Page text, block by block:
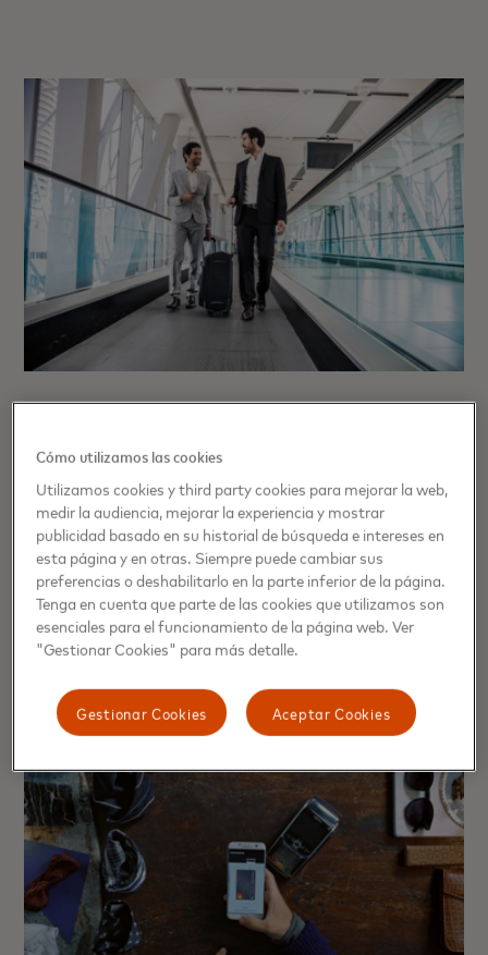
Track en los aeropuertos de
Madrid y Barcelona
Fast Track es uno de los beneficios premium relacionado
con viajes disponibles a través de Mastercard Collection
para los titulares elegibles de tarjetas World, World Elite y
World Legend™ y sus acompañantes.
Cómo utilizamos las cookies
Utilizamos cookies y third party cookies para mejorar la web,
medir la audiencia, mejorar la experiencia y mostrar
publicidad basado en su historial de búsqueda e intereses en
esta página y en otras. Siempre puede cambiar sus
preferencias o deshabilitarlo en la parte inferior de la página.
Tenga en cuenta que parte de las cookies que utilizamos son
esenciales para el funcionamiento de la página web. Ver
"Gestionar Cookies" para más detalle.
Aceptar Cookies
Gestionar Cookies